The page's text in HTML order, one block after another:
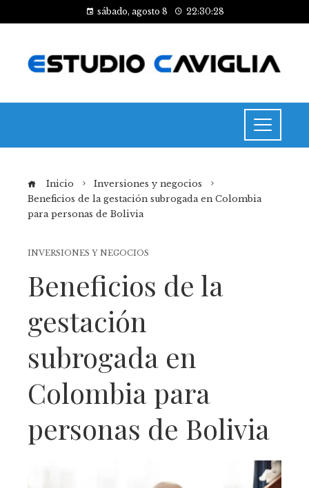
sábado, agosto 8 22:30:28
Inicio
Inversiones y negocios
Beneficios de la gestación subrogada en Colombia
para personas de Bolivia
INVERSIONES Y NEGOCIOS
Beneficios de la
gestación
subrogada en
Colombia para
personas de Bolivia